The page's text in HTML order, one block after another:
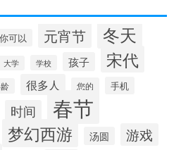
你可以 元宵节 冬天
大学 学校 孩子 宋代
很多人 您的 手机
时间 春节
梦幻西游 汤圆 游戏